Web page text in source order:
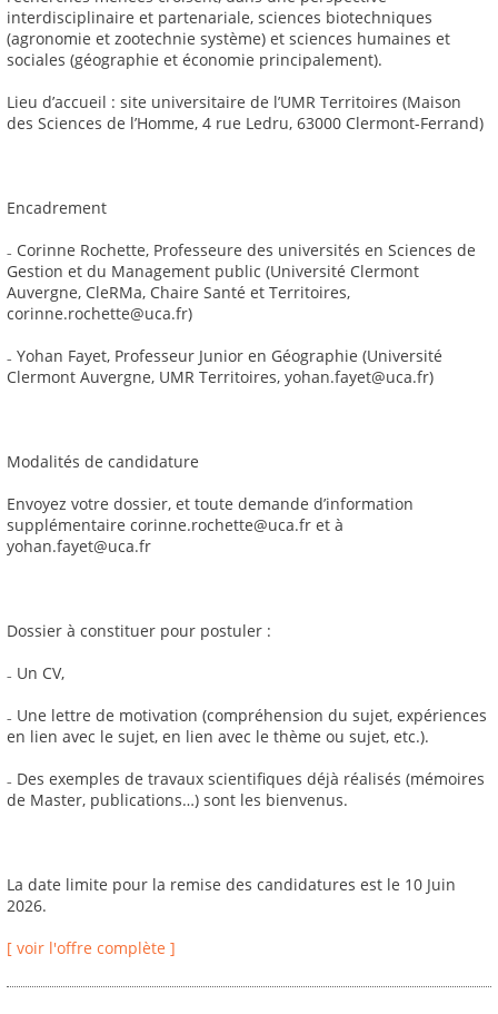
interdisciplinaire et partenariale, sciences biotechniques
(agronomie et zootechnie système) et sciences humaines et
sociales (géographie et économie principalement).
Lieu d’accueil : site universitaire de l’UMR Territoires (Maison
des Sciences de l’Homme, 4 rue Ledru, 63000 Clermont-Ferrand)
Encadrement
₋ Corinne Rochette, Professeure des universités en Sciences de
Gestion et du Management public (Université Clermont
Auvergne, CleRMa, Chaire Santé et Territoires,
corinne.rochette@uca.fr)
₋ Yohan Fayet, Professeur Junior en Géographie (Université
Clermont Auvergne, UMR Territoires, yohan.fayet@uca.fr)
Modalités de candidature
Envoyez votre dossier, et toute demande d’information
supplémentaire corinne.rochette@uca.fr et à
yohan.fayet@uca.fr
Dossier à constituer pour postuler :
₋ Un CV,
₋ Une lettre de motivation (compréhension du sujet, expériences
en lien avec le sujet, en lien avec le thème ou sujet, etc.).
₋ Des exemples de travaux scientifiques déjà réalisés (mémoires
de Master, publications…) sont les bienvenus.
La date limite pour la remise des candidatures est le 10 Juin
2026.
[ voir l'offre complète ]